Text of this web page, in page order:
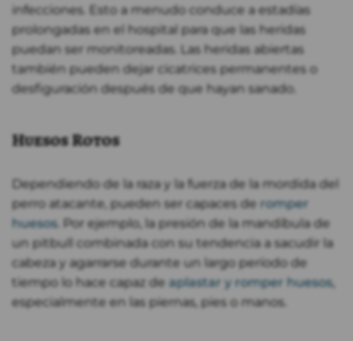
infecciones. Esto a menudo conduce a estadías
prolongadas en el hospital para que las heridas
puedan ser monitoreadas. Las heridas abiertas
también pueden dejar cicatrices permanentes o
desfiguración después de que hayan sanado.
Huesos Rotos
Dependiendo de la raza y la fuerza de la mordida del
perro atacante, pueden ser capaces de romper
huesos. Por ejemplo, la presión de la mandíbula de
un pitbull combinada con su tendencia a sacudir la
cabeza y agarrarse durante un largo período de
tiempo lo hace capaz de aplastar y romper huesos,
especialmente en las piernas, pies o manos.